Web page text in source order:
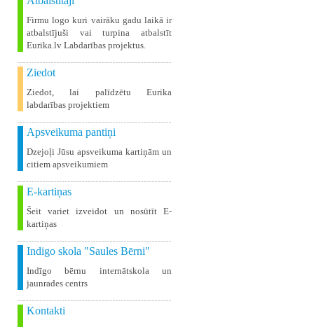
Firmu logo kuri vairāku gadu laikā ir
atbalstījuši vai turpina atbalstīt
Eurika.lv Labdarības projektus.
Ziedot
Ziedot, lai palīdzētu Eurika
labdarības projektiem
Apsveikuma pantiņi
Dzejoļi Jūsu apsveikuma kartiņām un
citiem apsveikumiem
E-kartiņas
Šeit variet izveidot un nosūtīt E-
kartiņas
Indigo skola "Saules Bērni"
Indīgo bērnu internātskola un
jaunrades centrs
Kontakti